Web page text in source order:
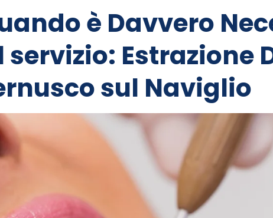
è Davvero
Estrazione
sul Naviglio